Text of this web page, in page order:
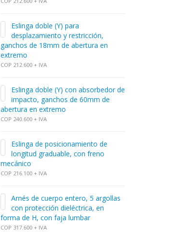
Eslinga doble (Y) para
desplazamiento y restricción,
ganchos de 18mm de abertura en
extremo
COP 212.600 + IVA
Eslinga doble (Y) con absorbedor de
impacto, ganchos de 60mm de
abertura en extremo
COP 240.600 + IVA
Eslinga de posicionamiento de
longitud graduable, con freno
mecánico
COP 216.100 + IVA
Arnés de cuerpo entero, 5 argollas
con protección dieléctrica, en
forma de H, con faja lumbar
COP 317.600 + IVA